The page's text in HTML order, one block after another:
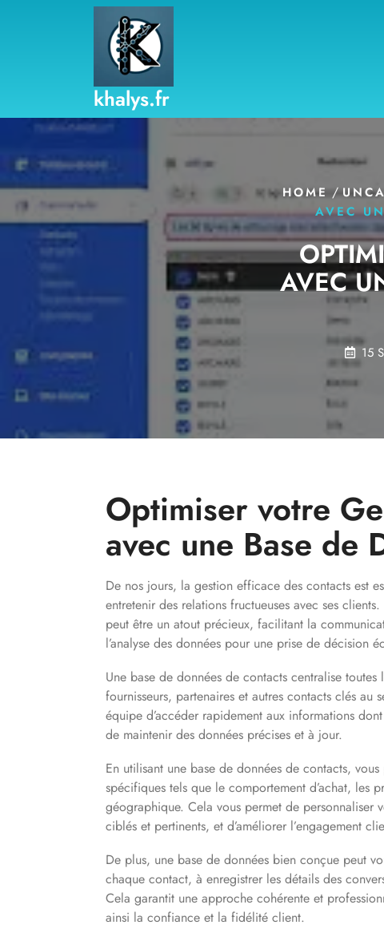
khalys.fr
HOME/
AVEC
AVEC
15
Optimiser votre
avec une Base de
De nos jours, la gestion efficace des contacts est
entretenir des relations fructueuses avec ses
peut être un atout précieux, facilitant la
l’analyse des données pour une prise de décision
Une base de données de contacts centralise
fournisseurs, partenaires et autres contacts clés au
équipe d’accéder rapidement aux informations
de maintenir des données précises et à jour.
En utilisant une base de données de contacts,
spécifiques tels que le comportement d’achat, les
géographique. Cela vous permet de personnaliser
ciblés et pertinents, et d’améliorer l’engagement
De plus, une base de données bien conçue peut
chaque contact, à enregistrer les détails des
Cela garantit une approche cohérente et
ainsi la confiance et la fidélité client.